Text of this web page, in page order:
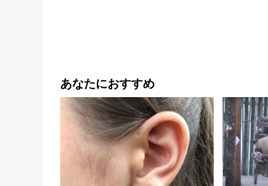
あなたにおすすめ